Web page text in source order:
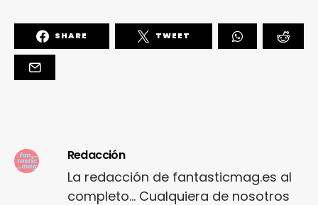
SHARE TWEET
Redacción
La redacción de fantasticmag.es al
completo... Cualquiera de nosotros